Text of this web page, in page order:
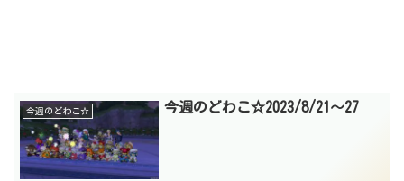
今週のどわこ☆ 今週のどわこ☆2023/8/21～27